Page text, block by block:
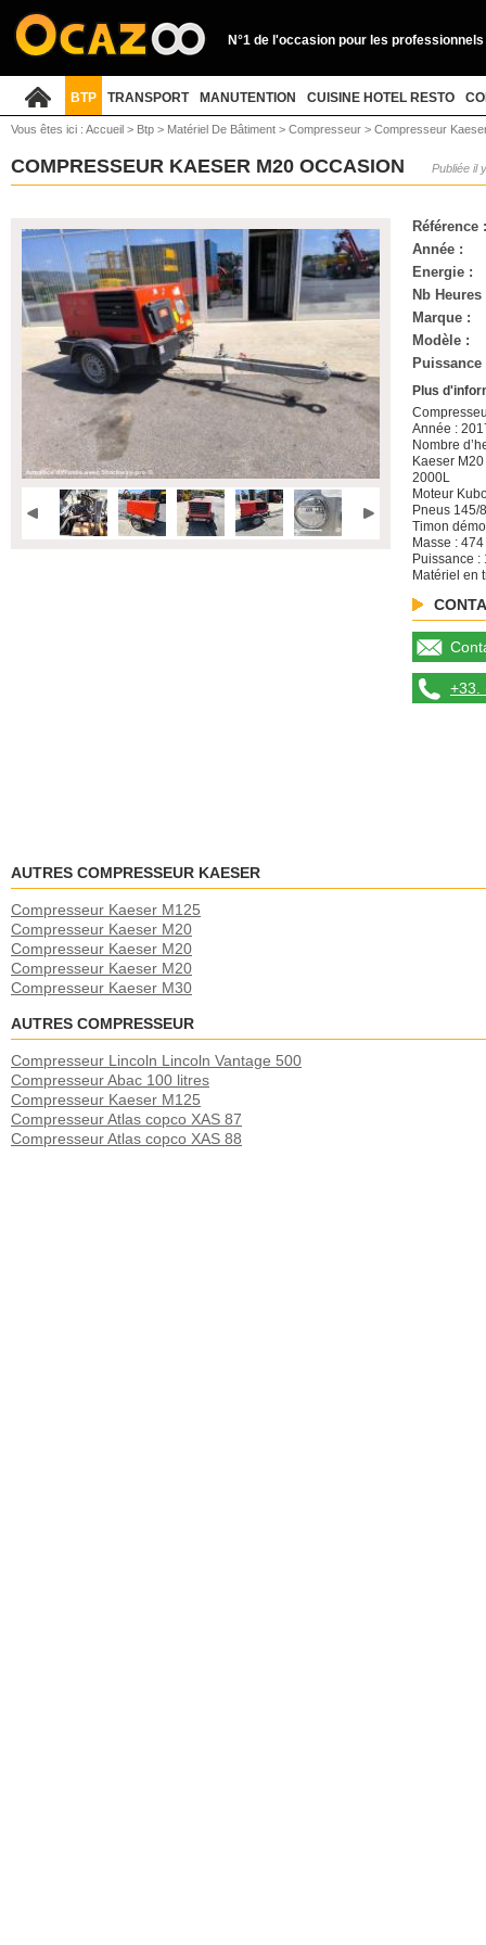
N°1 de l'occasion pour les professionnels
BTP TRANSPORT MANUTENTION CUISINE HOTEL RESTO
Vous êtes ici : Accueil > Btp > Matériel De Bâtiment > Compresseur > Compresseur
COMPRESSEUR KAESER M20 OCCASION Publiée il
Référence :
Année :
Energie :
Nb Heures
Marque :
Modèle :
Puissance
Plus
Année :
Nombre
Kaeser M20
2000L
Moteur
Pneus 145/
Timon
Masse :
Puissance :
Matériel en
+33.
AUTRES COMPRESSEUR KAESER
Compresseur Kaeser M125
Compresseur Kaeser M20
Compresseur Kaeser M20
Compresseur Kaeser M20
Compresseur Kaeser M30
AUTRES COMPRESSEUR
Compresseur Lincoln Lincoln Vantage 500
Compresseur Abac 100 litres
Compresseur Kaeser M125
Compresseur Atlas copco XAS 87
Compresseur Atlas copco XAS 88